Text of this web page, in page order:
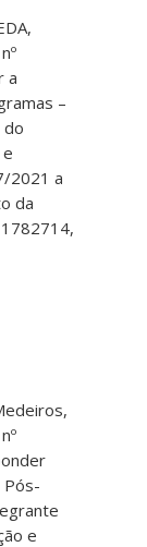
a
–
do
2021 a
da
1782714,
Pós-
e